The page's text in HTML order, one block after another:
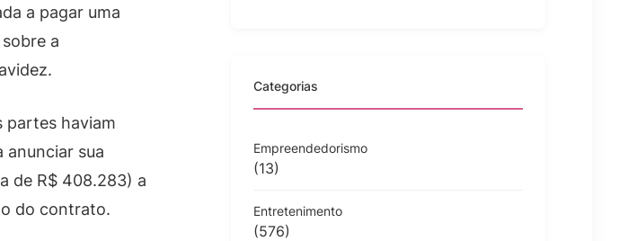
a pagar uma
a
partes haviam
anunciar sua
de R$ 408.283) a
do contrato.
Categorias
Empreendedorismo
(13)
Entretenimento
(576)